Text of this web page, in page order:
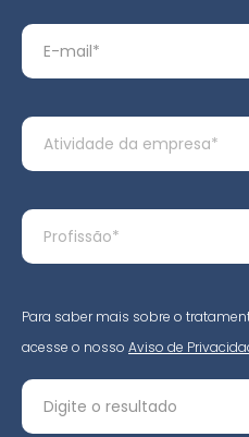
Para saber mais sobre o
acesse o nosso Aviso de